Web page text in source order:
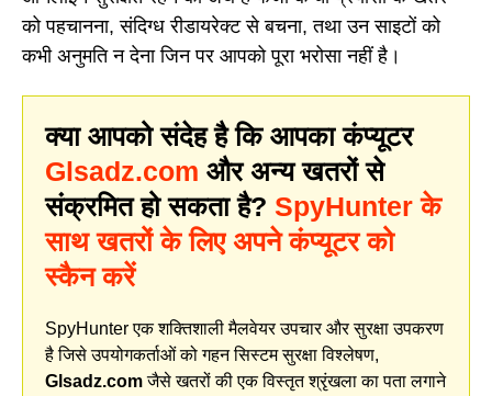
को पहचानना, संदिग्ध रीडायरेक्ट से बचना, तथा उन साइटों को
कभी अनुमति न देना जिन पर आपको पूरा भरोसा नहीं है।
क्या आपको संदेह है कि आपका कंप्यूटर
Glsadz.com और अन्य खतरों से
संक्रमित हो सकता है? SpyHunter के
साथ खतरों के लिए अपने कंप्यूटर को
स्कैन करें
SpyHunter एक शक्तिशाली मैलवेयर उपचार और सुरक्षा उपकरण
है जिसे उपयोगकर्ताओं को गहन सिस्टम सुरक्षा विश्लेषण,
Glsadz.comजैसे खतरों की एक विस्तृत श्रृंखला का पता लगाने